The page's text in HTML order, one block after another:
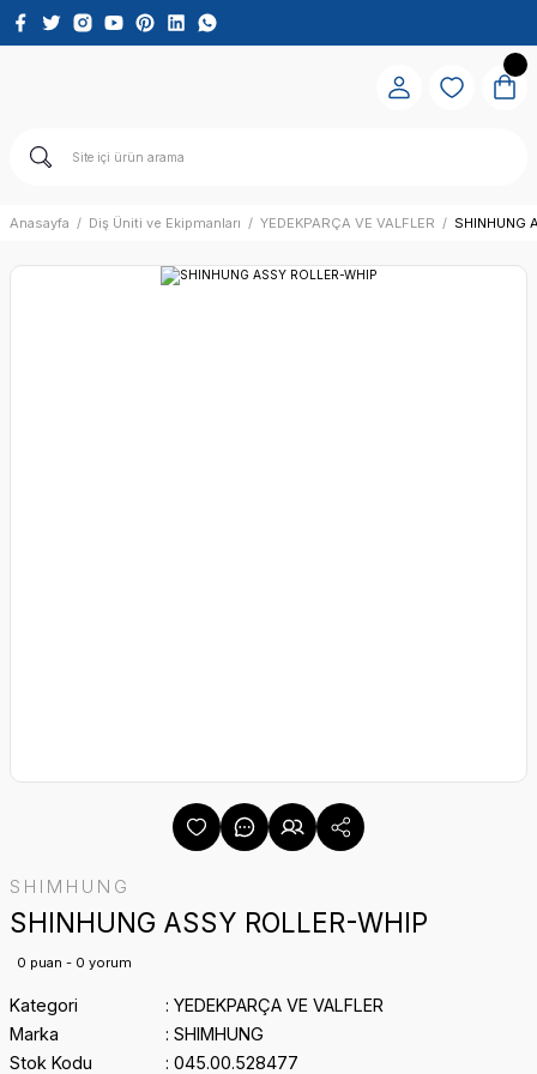
Anasayfa Diş Üniti ve Ekipmanları YEDEKPARÇA VE VALFLER SHINHUNG
SHIMHUNG
SHINHUNG ASSY ROLLER-WHIP
0 puan - 0 yorum
Kategori
YEDEKPARÇA VE VALFLER
Marka
SHIMHUNG
Stok Kodu
045.00.528477